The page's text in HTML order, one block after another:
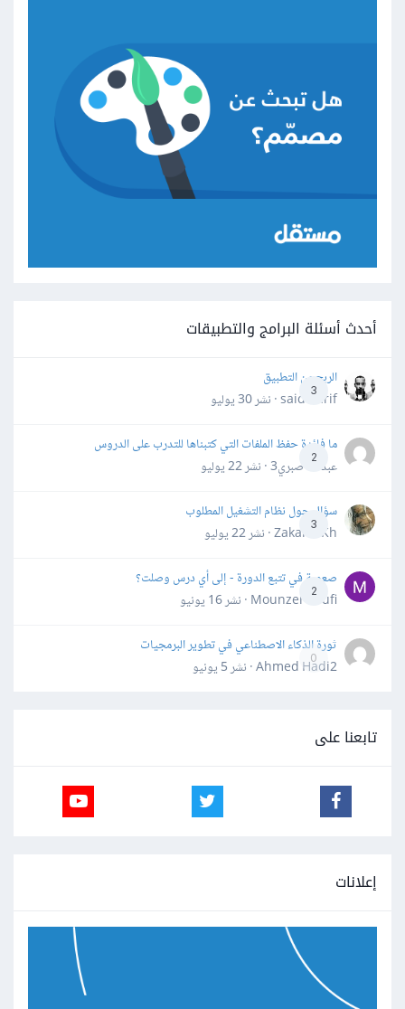
أحدث أسئلة البرامج والتطبيقات
3
الربح من التطبيق
said darif · نشر
30 يوليو
2
ما فائدة حفظ الملفات التي كتبناها للتدرب على الدروس
عبدالله صبري3 · نشر
22 يوليو
3
سؤال حول نظام التشغيل المطلوب
Zakaria Kh · نشر
22 يوليو
2
صعوبة في تتبع الدورة - إلى أي درس وصلت؟
Mounzer Soufi · نشر
16 يونيو
0
ثورة الذكاء الاصطناعي في تطوير البرمجيات
Ahmed Hadi2 · نشر
5 يونيو
تابعنا على
إعلانات